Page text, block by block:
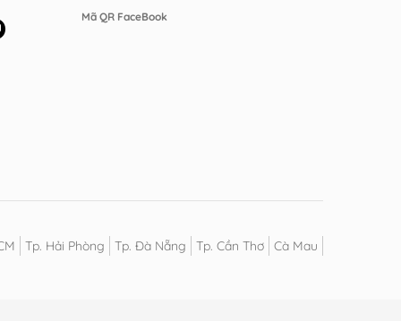
Mã QR FaceBook
Tp. Hải Phòng Tp. Đà Nẵng Tp. Cần Thơ Cà Mau